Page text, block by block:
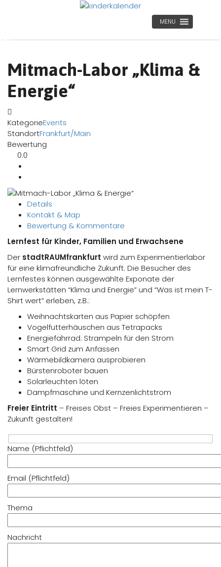
MENU
Mitmach-Labor „Klima &
Energie“
KategorieEvents
StandortFrankfurt/Main
Bewertung
0.0
Details
Kontakt & Map
Bewertung & Kommentare
Lernfest für Kinder, Familien und Erwachsene
Der stadtRAUMfrankfurt wird zum Experimentierlabor
für eine klimafreundliche Zukunft. Die Besucher des
Lernfestes können ausgewählte Exponate der
Lernwerkstätten “Klima und Energie” und “Was ist mein T-
Shirt wert” erleben, z.B.:
Weihnachtskarten aus Papier schöpfen
Vogelfutterhäuschen aus Tetrapacks
Energiefahrrad: Strampeln für den Strom
Smart Grid zum Anfassen
Wärmebildkamera ausprobieren
Bürstenroboter bauen
Solarleuchten löten
Dampfmaschine und Kernzenlichtstrom
Freier Eintritt – Freises Obst – Freies Experimentieren –
Zukunft gestalten!
Name (Pflichtfeld)
Email (Pflichtfeld)
Thema
Nachricht